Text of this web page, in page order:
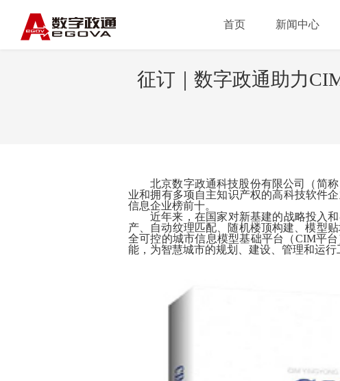
首页 新闻中心
征订｜数字政通助力
北京数字政通科技股份有限公司（简
业和拥有多项自主知识产权的高科技软件
信息企业榜前十。
近年来，在国家对新基建的战略投入
产、自动纹理匹配、随机楼顶构建、模型
全可控的城市信息模型基础平台（CIM平
能，为智慧城市的规划、建设、管理和运行